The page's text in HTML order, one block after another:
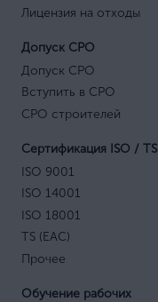
Лицензия на отходы
Допуск СРО
Допуск СРО
Вступить в СРО
СРО строителей
Сертификация ISO / TS
ISO 9001
ISO 14001
ISO 18001
TS (EAC)
Прочее
Обучение рабочих